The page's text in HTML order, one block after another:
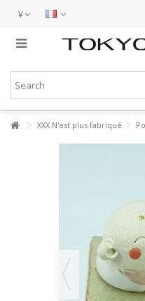
¥
XXX N'est plus fabriqué